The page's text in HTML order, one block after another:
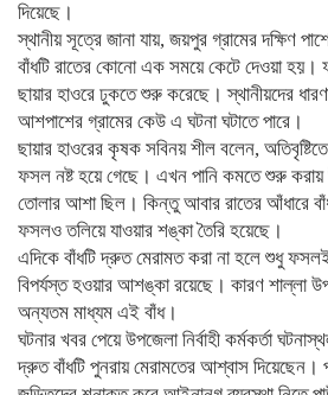
দিয়েছে।
স্থানীয় সূত্রে জানা যায়, জয়পুর গ্রামের দক্ষিণ
বাঁধটি রাতের কোনো এক সময়ে কেটে দেওয়া
ছায়ার হাওরে ঢুকতে শুরু করেছে। স্থানীয়দের
আশপাশের গ্রামের কেউ এ ঘটনা ঘটাতে পারে।
ছায়ার হাওরের কৃষক সবিনয় শীল বলেন,
ফসল নষ্ট হয়ে গেছে। এখন পানি কমতে শুরু করায়
তোলার আশা ছিল। কিন্তু আবার রাতের আঁধারে
ফসলও তলিয়ে যাওয়ার শঙ্কা তৈরি হয়েছে।
এদিকে বাঁধটি দ্রুত মেরামত করা না হলে শুধু
বিপর্যস্ত হওয়ার আশঙ্কা রয়েছে। কারণ শাল্লা
অন্যতম মাধ্যম এই বাঁধ।
ঘটনার খবর পেয়ে উপজেলা নির্বাহী কর্মকর্তা
দ্রুত বাঁধটি পুনরায় মেরামতের আশ্বাস দিয়েছেন।